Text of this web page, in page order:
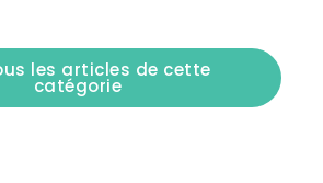
les articles de cette
catégorie